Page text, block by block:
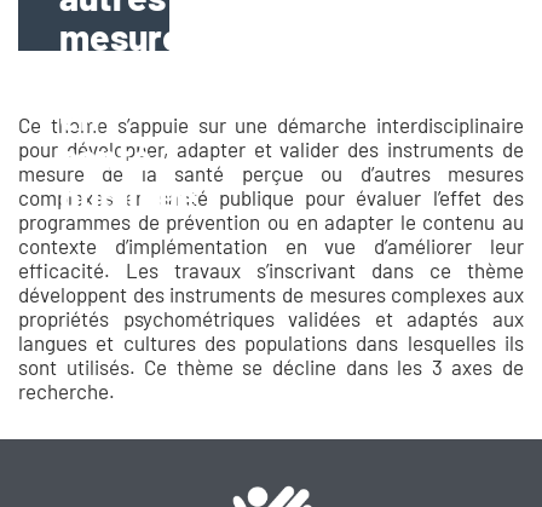
mesures
en
santé
publique
Ce thème s’appuie sur une démarche interdisciplinaire
pour développer, adapter et valider des instruments de
mesure de la santé perçue ou d’autres mesures
complexes en santé publique pour évaluer l’effet des
programmes de prévention ou en adapter le contenu au
contexte d’implémentation en vue d’améliorer leur
efficacité. Les travaux s’inscrivant dans ce thème
développent des instruments de mesures complexes aux
propriétés psychométriques validées et adaptés aux
langues et cultures des populations dans lesquelles ils
sont utilisés. Ce thème se décline dans les 3 axes de
recherche.